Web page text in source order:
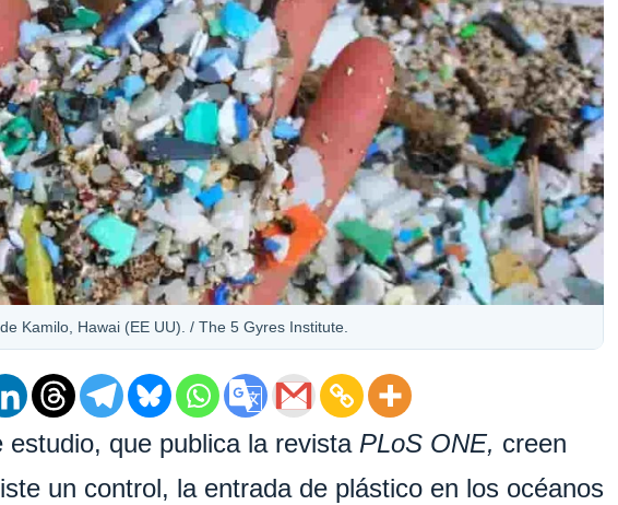
Kamilo, Hawai (EE UU). / The 5 Gyres Institute.
que publica la revista PLoS ONE, creen
un control, la entrada de plástico en los océanos